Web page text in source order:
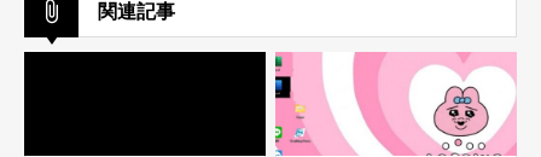
関連記事